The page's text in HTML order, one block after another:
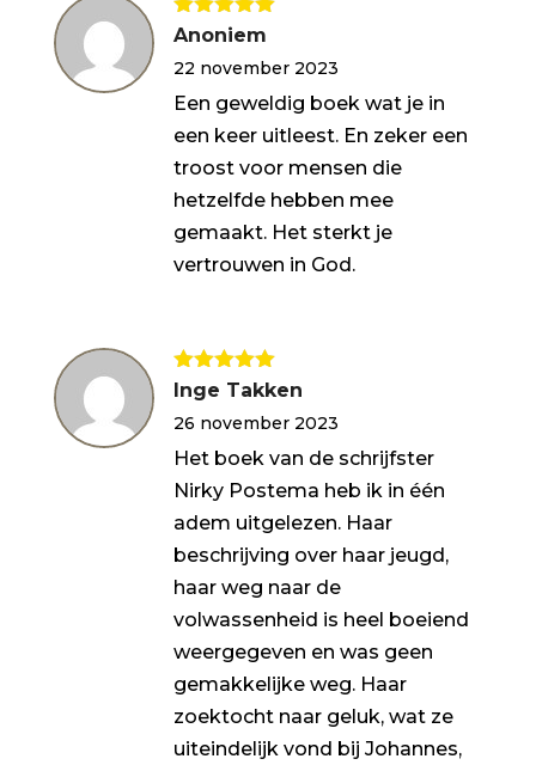
Gewaardeerd
Anoniem
22 november 2023
Een geweldig boek wat je in
een keer uitleest. En zeker een
troost voor mensen die
hetzelfde hebben mee
gemaakt. Het sterkt je
vertrouwen in God.
Gewaardeerd
uit 5
Inge Takken
26 november 2023
Het boek van de schrijfster
Nirky Postema heb ik in één
adem uitgelezen. Haar
beschrijving over haar jeugd,
haar weg naar de
volwassenheid is heel boeiend
weergegeven en was geen
gemakkelijke weg. Haar
zoektocht naar geluk, wat ze
uiteindelijk vond bij Johannes,